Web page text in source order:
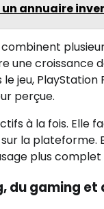
annuaire
une croissance
jeu,
perçue.
à la fois. Elle
la plateforme.
plus complet
du gaming